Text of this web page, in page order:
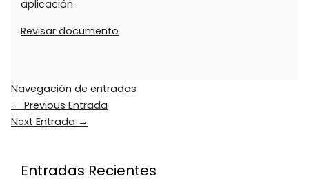
aplicación.
Revisar documento
Navegación de entradas
← Previous Entrada
Next Entrada →
Entradas Recientes